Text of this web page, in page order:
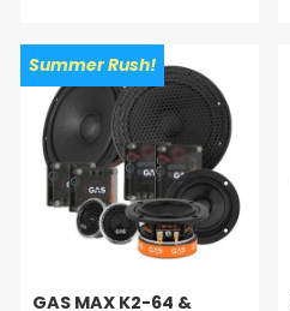
Summer Rush!
GAS MAX K2-64 &